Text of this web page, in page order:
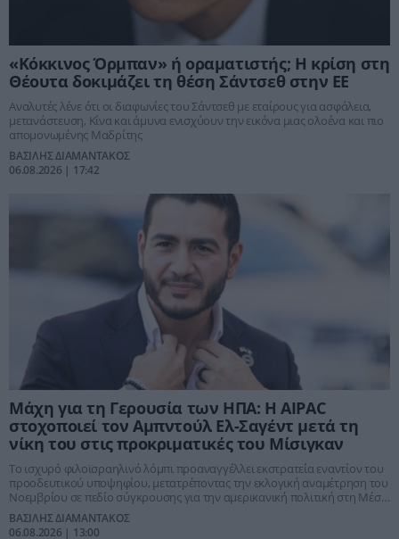
«Κόκκινος Όρμπαν» ή οραματιστής; Η κρίση στη
Θέουτα δοκιμάζει τη θέση Σάντσεθ στην ΕΕ
Αναλυτές λένε ότι οι διαφωνίες του Σάντσεθ με εταίρους για ασφάλεια,
μετανάστευση, Κίνα και άμυνα ενισχύουν την εικόνα μιας ολοένα και πιο
απομονωμένης Μαδρίτης
ΒΑΣΙΛΗΣ ΔΙΑΜΑΝΤΑΚΟΣ
06.08.2026 | 17:42
Μάχη για τη Γερουσία των ΗΠΑ: Η AIPAC
στοχοποιεί τον Αμπντούλ Ελ-Σαγέντ μετά τη
νίκη του στις προκριματικές του Μίσιγκαν
Το ισχυρό φιλοϊσραηλινό λόμπι προαναγγέλλει εκστρατεία εναντίον του
προοδευτικού υποψηφίου, μετατρέποντας την εκλογική αναμέτρηση του
Νοεμβρίου σε πεδίο σύγκρουσης για την αμερικανική πολιτική στη Μέση
Ανατολή.
ΒΑΣΙΛΗΣ ΔΙΑΜΑΝΤΑΚΟΣ
06.08.2026 | 13:00